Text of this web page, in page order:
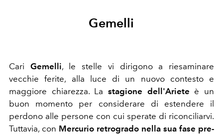
Gemelli
Cari Gemelli, le stelle vi dirigono a riesaminare
vecchie ferite, alla luce di un nuovo contesto e
maggiore chiarezza. La stagione dell'Ariete è un
buon momento per considerare di estendere il
perdono alle persone con cui sperate di riconciliarvi.
Tuttavia, con Mercurio retrogrado nella sua fase pre-